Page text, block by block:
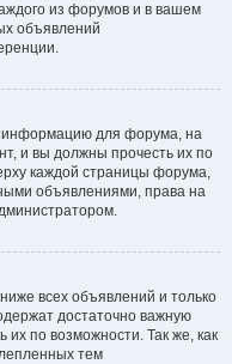
из форумов и в вашем
объявлений
информацию для форума, на
и вы должны прочесть их по
каждой страницы форума,
объявлениями, права на
всех объявлений и только
достаточно важную
по возможности. Так же, как
тем